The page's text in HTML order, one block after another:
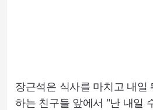
장근석은 식사를 마치고 내일
하는 친구들 앞에서 "난 내일